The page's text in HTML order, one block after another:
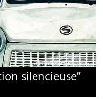
© Collège des Bernardins
silencieuse”